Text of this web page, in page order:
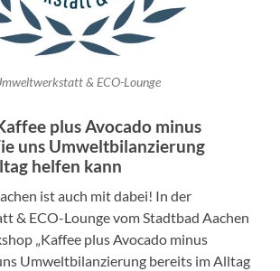
& ECO-Lounge
plus Avocado minus
uns Umweltbilanzierung
helfen kann
ist auch mit dabei! In der
& ECO-Lounge vom Stadtbad Aachen
„Kaffee plus Avocado minus
Umweltbilanzierung bereits im Alltag